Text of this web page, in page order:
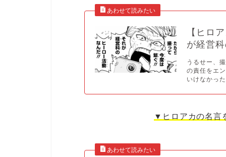
【ヒロ
が経営
うるせー、
の責任をエ
いけなかっ
▼ヒロアカの名言